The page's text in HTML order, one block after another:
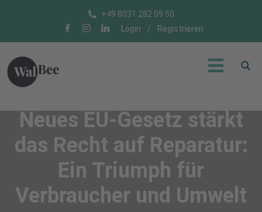
+49 8031 282 09 50
Login
/ Registrieren
Neues EU-Gesetz stärkt
das Recht auf Reparatur:
Ein Triumph für
Verbraucher und Umwelt